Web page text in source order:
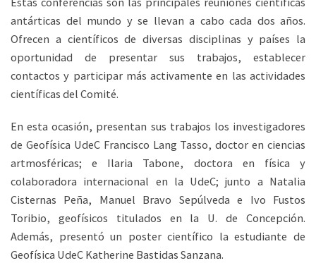
antárticas del mundo y se llevan a cabo cada dos años.
Ofrecen a científicos de diversas disciplinas y países la
oportunidad de presentar sus trabajos, establecer
contactos y participar más activamente en las actividades
científicas del Comité.
En esta ocasión, presentan sus trabajos los investigadores
de Geofísica UdeC Francisco Lang Tasso, doctor en ciencias
artmosféricas; e Ilaria Tabone, doctora en física y
colaboradora internacional en la UdeC; junto a Natalia
Cisternas Peña, Manuel Bravo Sepúlveda e Ivo Fustos
Toribio, geofísicos titulados en la U. de Concepción.
Además, presentó un poster científico la estudiante de
Geofísica UdeC Katherine Bastidas Sanzana.